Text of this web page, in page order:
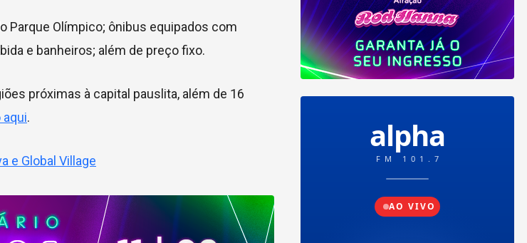
Parque Olímpico; ônibus equipados com
e banheiros; além de preço fixo.
próximas à capital pauslita, além de 16
.
e Global Village